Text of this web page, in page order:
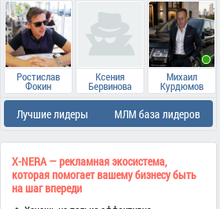
Ростислав
Фокин
Ксения
Бервинова
Михаил
Курдюмов
Лучшие лидеры МЛМ база лидеров
X-NERA — рекламная экосистема,
которая помогает вашему бизнесу быть
на шаг впереди